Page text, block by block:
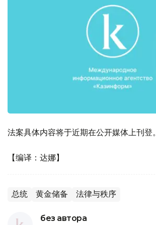
法案具体内容将于近期在公开媒体上刊登。
【编译：达娜】
总统 黄金储备 法律与秩序
без автора